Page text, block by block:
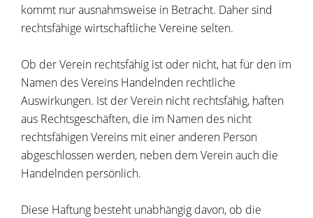
kommt nur ausnahmsweise in Betracht. Daher sind
rechtsfähige wirtschaftliche Vereine selten.
Ob der Verein rechtsfähig ist oder nicht, hat für den im
Namen des Vereins Handelnden rechtliche
Auswirkungen. Ist der Verein nicht rechtsfähig, haften
aus Rechtsgeschäften, die im Namen des nicht
rechtsfähigen Vereins mit einer anderen Person
abgeschlossen werden, neben dem Verein auch die
Handelnden persönlich.
Diese Haftung besteht unabhängig davon, ob die